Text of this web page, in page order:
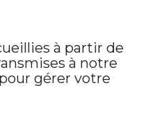
à partir de
à notre
gérer votre